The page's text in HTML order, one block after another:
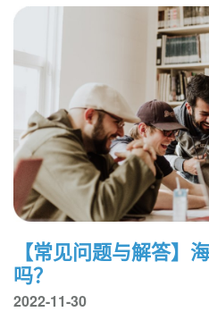
【常见问题与解答】
吗？
2022-11-30